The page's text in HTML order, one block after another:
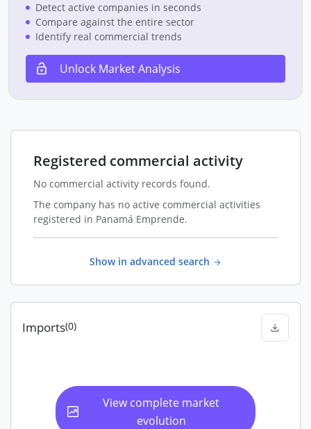
Detect active companies in seconds
Compare against the entire sector
Identify real commercial trends
Unlock Market Analysis
Registered commercial activity
No commercial activity records found.
The company has no active commercial activities
registered in Panamá Emprende.
Show in advanced search
Imports(0)
View complete market
evolution